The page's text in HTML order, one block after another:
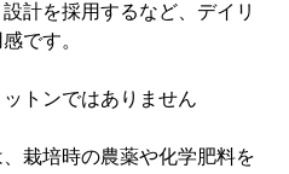
計を採用するなど、デイリ
です。
トンではありません
栽培時の農薬や化学肥料を